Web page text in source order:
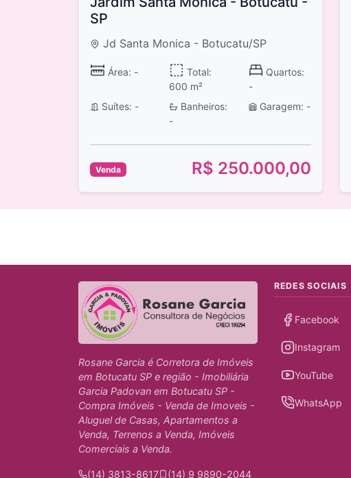
SP
Jd Santa Monica - Botucatu/SP
Área: -
Total:
600 m²
Quartos:
-
Suítes: -
Banheiros:
-
Garagem: -
Venda R$ 250.000,00
Rosane Garcia é Corretora de Imóveis
em Botucatu SP e região - Imobiliária
Garcia Padovan em Botucatu SP -
Compra Imóveis - Venda de Imoveis -
Aluguel de Casas, Apartamentos a
Venda, Terrenos a Venda, Imóveis
Comerciais a Venda.
(14) 3813-8617 (14) 9 9890-2044
REDES SOCIAIS
Facebook
Instagram
YouTube
WhatsApp